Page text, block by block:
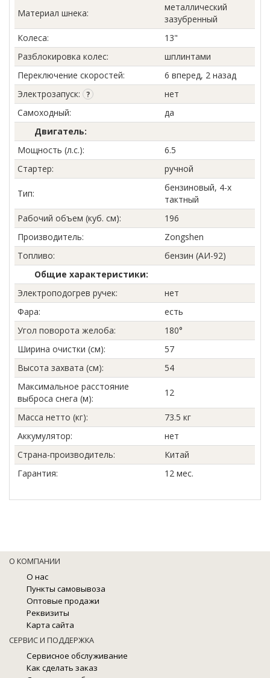
Материал шнека:
металлический
зазубренный
Колеса:
13"
Разблокировка колес:
шплинтами
Переключение скоростей:
6 вперед, 2 назад
Электрозапуск:
нет
Самоходный:
да
Двигатель:
Мощность (л.с.):
6.5
Стартер: ручной
Тип:
бензиновый, 4-х
тактный
Рабочий объем (куб. см):
196
Производитель:
Zongshen
Топливо:
бензин (АИ-92)
Общие характеристики:
Электроподогрев ручек:
нет
Фара:
есть
Угол поворота желоба:
180°
Ширина очистки (см):
57
Высота захвата (см):
54
Максимальное расстояние
выброса снега (м):
12
Масса нетто (кг):
73.5 кг
Аккумулятор:
нет
Страна-производитель:
Китай
Гарантия: 12 мес.
О КОМПАНИИ
О нас
Пункты самовывоза
Оптовые продажи
Реквизиты
Карта сайта
СЕРВИС И ПОДДЕРЖКА
Сервисное обслуживание
Как сделать заказ